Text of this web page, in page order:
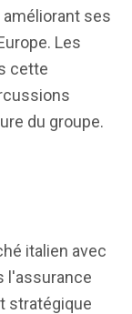
ses
Les
cette
du groupe.
italien avec
l'assurance
stratégique